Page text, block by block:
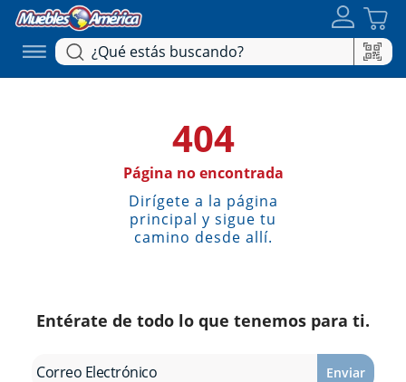
404
Página no encontrada
Dirígete a la página
principal y sigue tu
camino desde allí.
Entérate de todo lo que tenemos para ti.
Enviar